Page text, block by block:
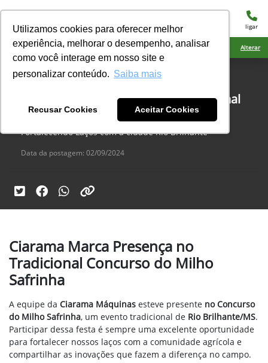
Utilizamos cookies para oferecer melhor
experiência, melhorar o desempenho, analisar
como você interage em nosso site e
personalizar conteúdo. Saiba mais
Recusar Cookies Aceitar Cookies
menu ligar
Ciarama Máquinas Dourados Alterar
eventos, Rio Brilhante
Ciarama Marca Presença no Tradicional
Concurso do Milho Safrinha
Fortalecendo Laços com a cidade Rio Brilhante
Data da postagem: 02/09/2024
Ciarama Marca Presença no
Tradicional Concurso do Milho
Safrinha
A equipe da Ciarama Máquinas esteve presente no Concurso
do Milho Safrinha, um evento tradicional de Rio Brilhante/MS.
Participar dessa festa é sempre uma excelente oportunidade
para fortalecer nossos laços com a comunidade agrícola e
compartilhar as inovações que fazem a diferença no campo.